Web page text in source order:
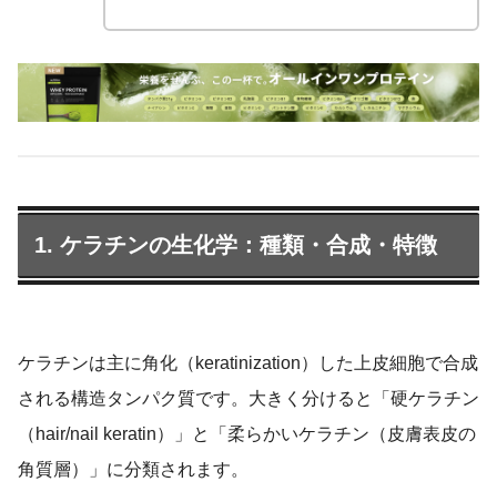
を意識して解説します。
1. ケラチンの生化学：種類・合成・特徴
ケラチンは主に角化（keratinization）した上皮細胞で合成
される構造タンパク質です。大きく分けると「硬ケラチン
（hair/nail keratin）」と「柔らかいケラチン（皮膚表皮の
角質層）」に分類されます。